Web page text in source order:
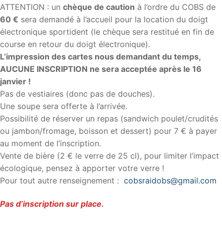
ATTENTION : un chèque de caution à l’ordre du COBS de
60 € sera demandé à l’accueil pour la location du doigt
électronique sportident (le chèque sera restitué en fin de
course en retour du doigt électronique).
L’impression des cartes nous demandant du temps,
AUCUNE INSCRIPTION ne sera acceptée après le 16
janvier !
Pas de vestiaires (donc pas de douches).
Une soupe sera offerte à l’arrivée.
Possibilité de réserver un repas (sandwich poulet/crudités
ou jambon/fromage, boisson et dessert) pour 7 € à payer
au moment de l’inscription.
Vente de bière (2 € le verre de 25 cl), pour limiter l’impact
écologique, pensez à apporter votre verre !
Pour tout autre renseignement : cobsraidobs@gmail.com
Pas d’inscription sur place.